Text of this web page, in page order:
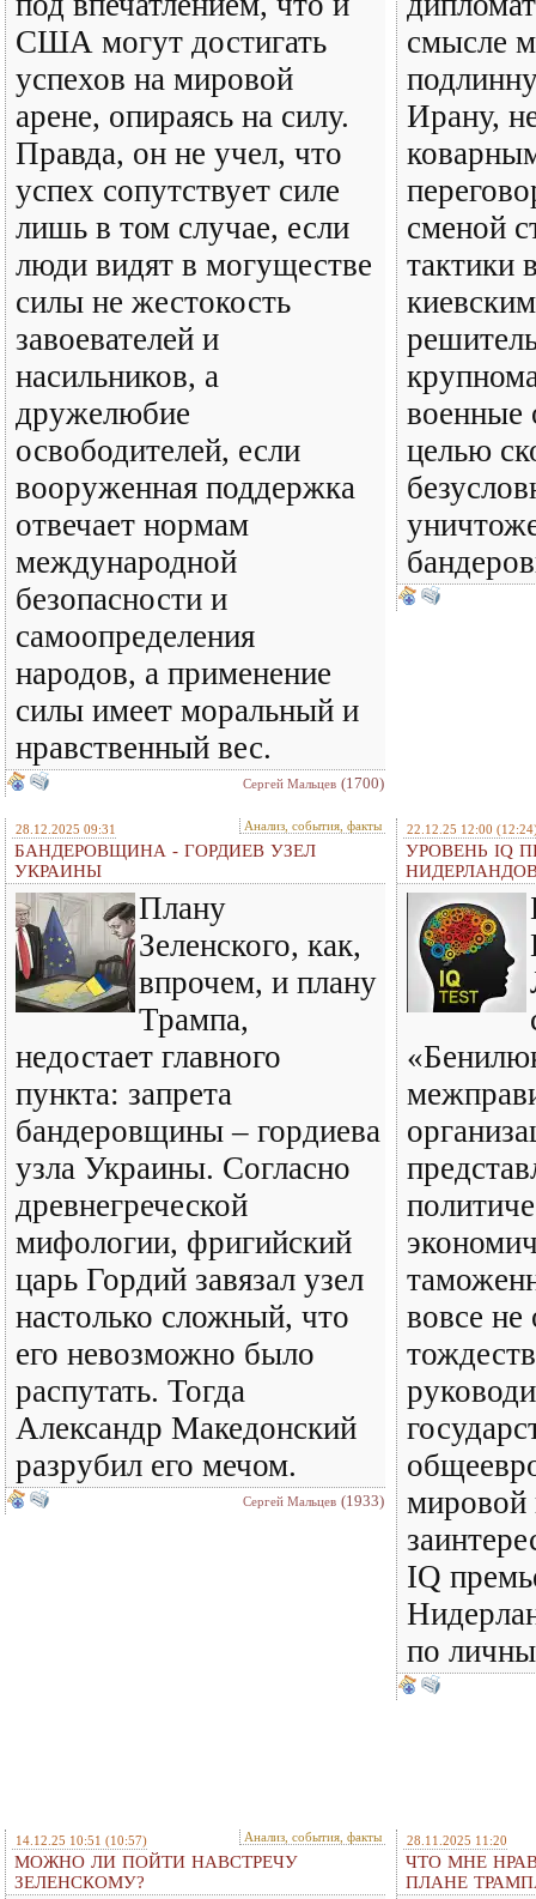
США могут достигать
успехов на мировой
арене, опираясь на силу.
Правда, он не учел, что
успех сопутствует силе
лишь в том случае, если
люди видят в могуществе
силы не жестокость
завоевателей и
насильников, а
дружелюбие
освободителей, если
вооруженная поддержка
отвечает нормам
международной
безопасности и
самоопределения
народов, а применение
силы имеет моральный и
нравственный вес.
Сергей Мальцев (1700)
смысле
Ирану,
сменой
тактики
военные
целью
28.12.2025 09:31 Анализ, события, факты
БАНДЕРОВЩИНА - ГОРДИЕВ УЗЕЛ
УКРАИНЫ
Плану
Зеленского, как,
впрочем, и плану
Трампа,
недостает главного
пункта: запрета
бандеровщины – гордиева
узла Украины. Согласно
древнегреческой
мифологии, фригийский
царь Гордий завязал узел
настолько сложный, что
его невозможно было
распутать. Тогда
Александр Македонский
разрубил его мечом.
Сергей Мальцев (1933)
22.12.25 12:00
УРОВЕНЬ IQ
вовсе не
мировой
IQ
по
14.12.25 10:51 (10:57) Анализ, события, факты
МОЖНО ЛИ ПОЙТИ НАВСТРЕЧУ
ЗЕЛЕНСКОМУ?
28.11.2025 11:20
ЧТО МНЕ
ПЛАНЕ